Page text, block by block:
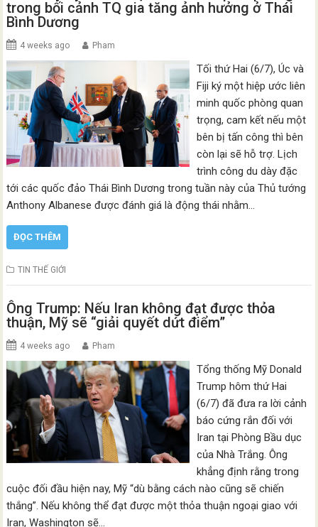
trong bối cảnh TQ gia tăng ảnh hưởng ở Thái
Bình Dương
4 weeks ago Pham
Tối thứ Hai (6/7), Úc và
Fiji ký một hiệp ước liên
minh quốc phòng quan
trọng, cam kết nếu một
bên bị tấn công thì bên
còn lại sẽ hỗ trợ. Lịch
trình công du dày đặc
tới các quốc đảo Thái Bình Dương trong tuần này của Thủ tướng
Anthony Albanese được đánh giá là động thái nhằm…
ĐỌC THÊM
TIN THẾ GIỚI
Ông Trump: Nếu Iran không đạt được thỏa
thuận, Mỹ sẽ “giải quyết dứt điểm”
4 weeks ago Pham
Tổng thống Mỹ Donald
Trump hôm thứ Hai
(6/7) đã đưa ra lời cảnh
báo cứng rắn đối với
Iran tại Phòng Bầu dục
của Nhà Trắng. Ông
khẳng định rằng trong
cuộc đối đầu hiện nay, Mỹ “dù bằng cách nào cũng sẽ chiến
thắng”. Nếu không thể đạt được một thỏa thuận ngoại giao với
Iran, Washington sẽ…